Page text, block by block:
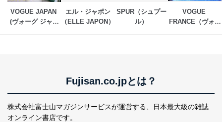
VOGUE JAPAN
(ヴォーグ ジャパ
エル・ジャポン
（ELLE JAPON）
SPUR（シュプー
ル）
VOGUE
FRANCE（ヴォー
Fujisan.co.jpとは？
株式会社富士山マガジンサービスが運営する、
日本最大級の雑誌
オンライン書店です。